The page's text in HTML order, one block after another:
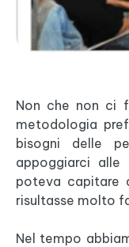
Non che non ci
metodologia
bisogni delle
appoggiarci alle
poteva capitare
risultasse molto
Nel tempo